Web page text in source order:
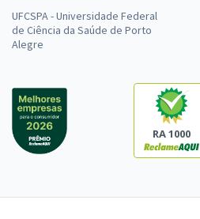
UFCSPA - Universidade Federal
de Ciência da Saúde de Porto
Alegre
RA 1000